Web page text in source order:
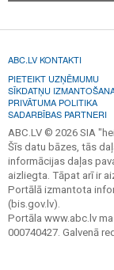
ABC.LV KONTAKTI
PIETEIKT UZŅĒMUMU
SĪKDATŅU
PRIVĀTUMA POLITIKA
SADARBĪBAS PARTNERI
ABC.LV © 2026 SIA
Šīs datu bāzes, tās
informācijas daļas
aizliegta. Tāpat arī ir
Portālā izmantota
(bis.gov.lv).
Portāla www.abc.lv
000740427. Galvenā